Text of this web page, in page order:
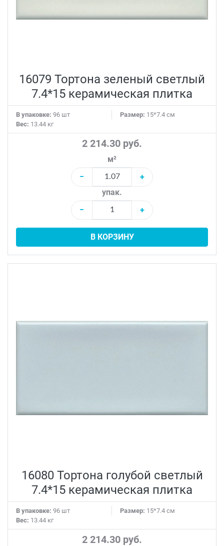
16079 Тортона зеленый светлый
7.4*15 керамическая плитка
В упаковке: 96 шт Размер: 15*7.4 см
Вес: 13.44 кг
2 214.30 руб.
м²
−
+
упак.
−
+
В КОРЗИНУ
16080 Тортона голубой светлый
7.4*15 керамическая плитка
В упаковке: 96 шт Размер: 15*7.4 см
Вес: 13.44 кг
2 214.30 руб.